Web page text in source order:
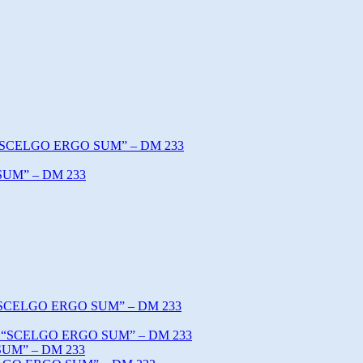
ERGO SUM” – DM 233
– DM 233
ERGO SUM” – DM 233
ERGO SUM” – DM 233
– DM 233